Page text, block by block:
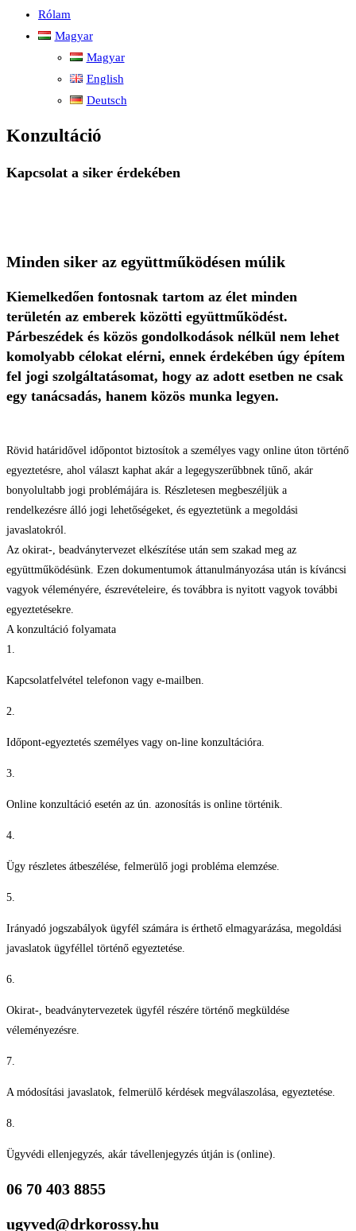
Rólam
Magyar
Magyar
English
Deutsch
Konzultáció
Kapcsolat a siker érdekében
Minden siker az együttműködésen múlik
Kiemelkedően fontosnak tartom az élet minden
területén az emberek közötti együttműködést.
Párbeszédek és közös gondolkodások nélkül nem lehet
komolyabb célokat elérni, ennek érdekében úgy építem
fel jogi szolgáltatásomat, hogy az adott esetben ne csak
egy tanácsadás, hanem közös munka legyen.
Rövid határidővel időpontot biztosítok a személyes vagy online úton történő
egyeztetésre, ahol választ kaphat akár a legegyszerűbbnek tűnő, akár
bonyolultabb jogi problémájára is. Részletesen megbeszéljük a
rendelkezésre álló jogi lehetőségeket, és egyeztetünk a megoldási
javaslatokról.
Az okirat-, beadványtervezet elkészítése után sem szakad meg az
együttműködésünk. Ezen dokumentumok áttanulmányozása után is kíváncsi
vagyok véleményére, észrevételeire, és továbbra is nyitott vagyok további
egyeztetésekre.
A konzultáció folyamata
1.
Kapcsolatfelvétel telefonon vagy e-mailben.
2.
Időpont-egyeztetés személyes vagy on-line konzultációra.
3.
Online konzultáció esetén az ún. azonosítás is online történik.
4.
Ügy részletes átbeszélése, felmerülő jogi probléma elemzése.
5.
Irányadó jogszabályok ügyfél számára is érthető elmagyarázása, megoldási
javaslatok ügyféllel történő egyeztetése.
6.
Okirat-, beadványtervezetek ügyfél részére történő megküldése
véleményezésre.
7.
A módosítási javaslatok, felmerülő kérdések megválaszolása, egyeztetése.
8.
Ügyvédi ellenjegyzés, akár távellenjegyzés útján is (online).
06 70 403 8855
ugyved@drkorossy.hu